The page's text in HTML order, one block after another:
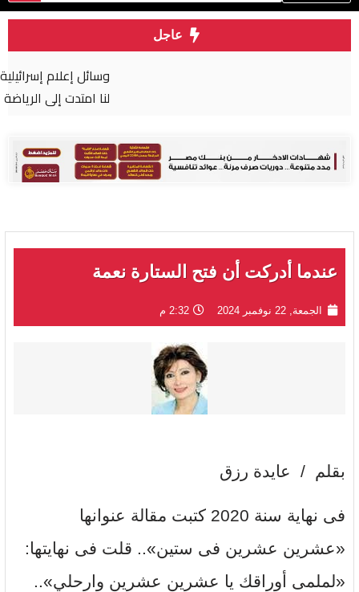
عاجل
وسائل إعلام إسرائيلية: كراهية المصريين “المجنونة”
عندما أدركت أن فتح الستارة نعمة
الجمعة, 22 نوفمبر 2024 2:32 م
بقلم / عايدة رزق
فى نهاية سنة 2020 كتبت مقالة عنوانها
«عشرين عشرين فى ستين».. قلت فى نهايتها:
«لملمى أوراقك يا عشرين عشرين وارحلي»..